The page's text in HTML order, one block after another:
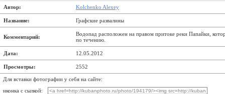
Автор: Kolchenko Alexey
Название: Графские развалины
Комментарий:
Водопад расположен на правом притоке реки Папайки,
по течению.
Дата: 12.05.2012
Просмотры: 2552
Для вставки фотографии у себя на сайте:
иконка с сылкой: